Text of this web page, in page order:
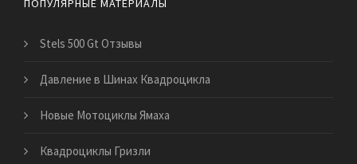
ПОПУЛЯРНЫЕ МАТЕРИАЛЫ
Stels 500 Gt Отзывы
Давление в Шинах Квадроцикла
Новые Мотоциклы Ямаха
Квадроциклы Гризли